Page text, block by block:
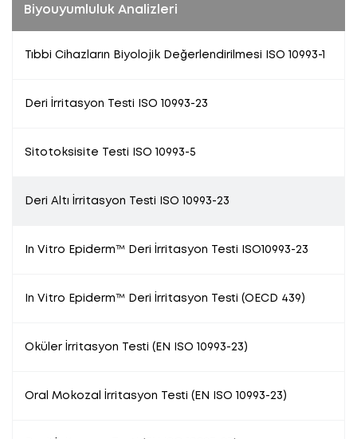
Biyouyumluluk Analizleri
Tıbbi Cihazların Biyolojik Değerlendirilmesi ISO 10993-1
Deri İrritasyon Testi ISO 10993-23
Sitotoksisite Testi ISO 10993-5
Deri Altı İrritasyon Testi ISO 10993-23
In Vitro Epiderm™ Deri İrritasyon Testi ISO10993-23
In Vitro Epiderm™ Deri İrritasyon Testi (OECD 439)
Oküler İrritasyon Testi (EN ISO 10993-23)
Oral Mokozal İrritasyon Testi (EN ISO 10993-23)